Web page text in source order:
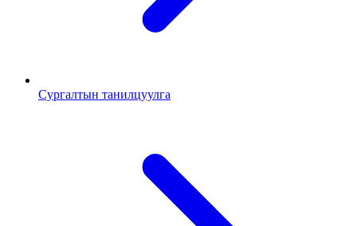
Сургалтын танилцуулга